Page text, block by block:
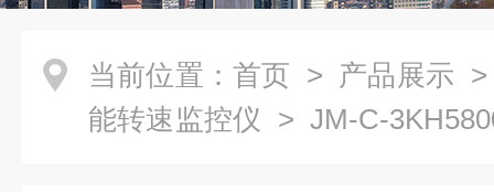
当前位置： 首页 > 产品展示
能转速监控仪 > JM-C-